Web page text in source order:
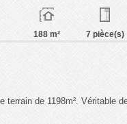
188 m² 7 pièce(s)
de 1198m². Véritable